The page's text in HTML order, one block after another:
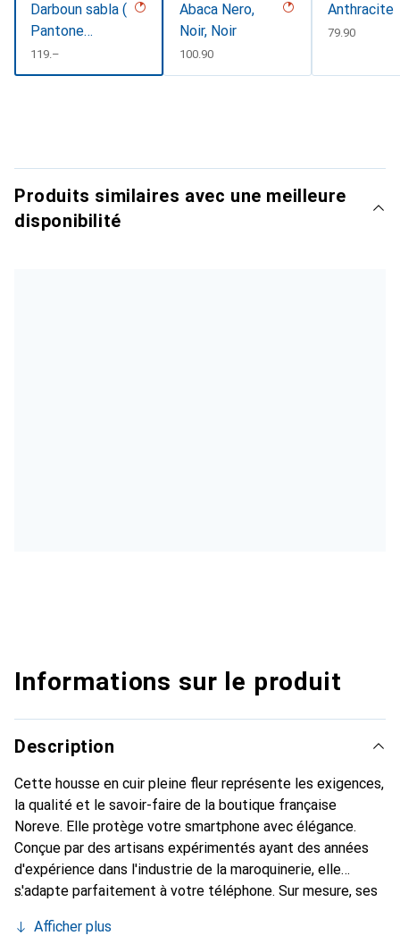
Darboun sabla (
Pantone
#BCB1A1 ),
Sable
CHF
119.–
Abaca Nero,
Noir, Noir
CHF
100.90
Anthracite
CHF
79.90
Produits similaires avec une meilleure
disponibilité
Informations sur le produit
Description
Cette housse en cuir pleine fleur représente les exigences,
la qualité et le savoir-faire de la boutique française
Noreve. Elle protège votre smartphone avec élégance.
Conçue par des artisans expérimentés ayant des années
d'expérience dans l'industrie de la maroquinerie, elle
s'adapte parfaitement à votre téléphone. Sur mesure, ses
devient l'accessoire chic et indispensable pour votre
Afficher plus